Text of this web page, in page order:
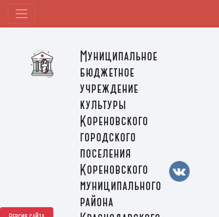
Муниципальное
бюджетное
учреждение
культуры
Кореновского
городского
поселения
Кореновского
муниципального
района